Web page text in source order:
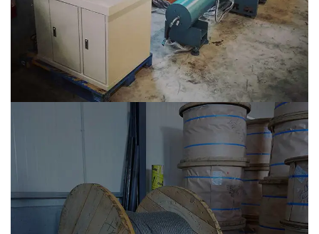
Τεσταριστικό μηχάνημα
Ως εταιρεία που επικεντρώνεται στην ποιότητα,
διαθέτουμε τον πλέον σύγχρονο εξοπλισμό δοκιμών...